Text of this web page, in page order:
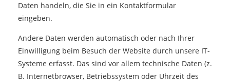
Daten handeln, die Sie in ein Kontaktformular
eingeben.
Andere Daten werden automatisch oder nach Ihrer
Einwilligung beim Besuch der Website durch unsere IT-
Systeme erfasst. Das sind vor allem technische Daten (z.
B. Internetbrowser, Betriebssystem oder Uhrzeit des